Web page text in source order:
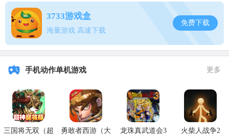
11.苋菜➕青花菜=胡麻
12.番瓜➕鹅仔菜=甘瓜
13.番瓜➕苋菜=长生果
15.起阳草➕青花菜=慈葱
16.胡麻➕慈葱=塌棵菜
3733游戏盒
海量游戏 高速下载
免费下载
手机动作单机游戏 更多
三国将无双（超
勇敢者西游（大
龙珠真武道会3 火柴人战争2